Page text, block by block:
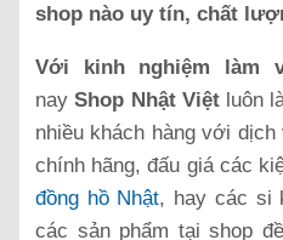
shop nào uy tín, chất
Với kinh nghiệm làm
nayShop Nhật Việtluôn
nhiều khách hàng với
chính hãng, đấu giá các
đồng hồ Nhật, hay các si
các sản phẩm tại shop